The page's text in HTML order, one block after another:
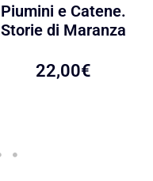
Piumini e Catene.
Storie di Maranza
22,00€